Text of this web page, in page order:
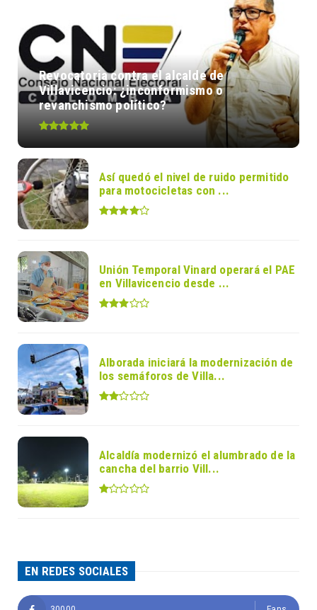
Revocatoria contra el alcalde de
Villavicencio: ¿inconformismo o
revanchismo político?
Así quedó el nivel de ruido permitido
para motocicletas con ...
Unión Temporal Vinard operará el PAE
en Villavicencio desde ...
Alborada iniciará la modernización de
los semáforos de Villa...
Alcaldía modernizó el alumbrado de la
cancha del barrio Vill...
EN REDES SOCIALES